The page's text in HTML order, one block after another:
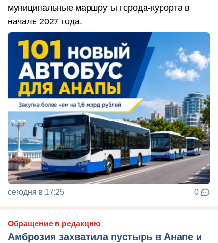
муниципальные маршруты города-курорта в
начале 2027 года.
сегодня в 17:25 0
Обращение в редакцию
Амброзия захватила пустырь в Анапе и